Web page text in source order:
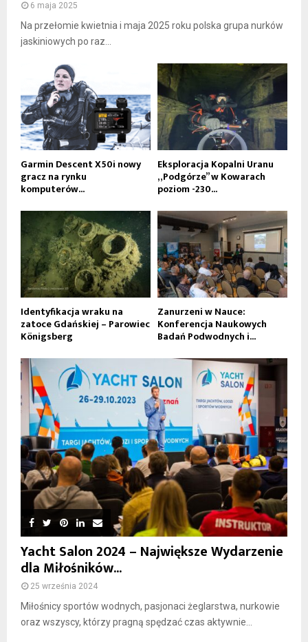
6 maja 2025
Na przełomie kwietnia i maja 2025 roku polska grupa nurków
jaskiniowych po raz...
Garmin Descent X50i nowy
gracz na rynku
komputerów...
Eksploracja Kopalni Uranu
„Podgórze” w Kowarach
poziom -230...
Identyfikacja wraku na
zatoce Gdańskiej – Parowiec
Königsberg
Zanurzeni w Nauce:
Konferencja Naukowych
Badań Podwodnych i...
Yacht Salon 2024 – Największe Wydarzenie
dla Miłośników...
25 września 2024
Miłośnicy sportów wodnych, pasjonaci żeglarstwa, nurkowie
oraz wszyscy, którzy pragną spędzać czas aktywnie...